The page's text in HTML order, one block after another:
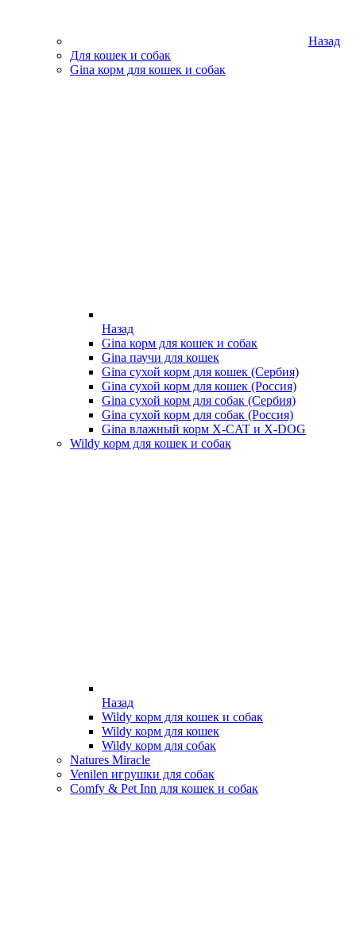
Назад
Для кошек и собак
Gina корм для кошек и собак
Назад
Gina корм для кошек и собак
Gina паучи для кошек
Gina сухой корм для кошек (Сербия)
Gina сухой корм для кошек (Россия)
Gina сухой корм для собак (Сербия)
Gina сухой корм для собак (Россия)
Gina влажный корм X-CAT и X-DOG
Wildy корм для кошек и собак
Назад
Wildy корм для кошек и собак
Wildy корм для кошек
Wildy корм для собак
Natures Miracle
Venilen игрушки для собак
Comfy & Pet Inn для кошек и собак